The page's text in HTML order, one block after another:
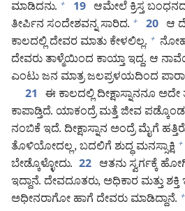
ಮಾಡಿದನು. + 19 ಆಮೇಲೆ ಕ್ರಿಸ್ತ
ತೀರ್ಪಿನ ಸಂದೇಶವನ್ನ ಸಾರಿದ. + 20 ಆ
ಕಾಲದಲ್ಲಿ ದೇವರ ಮಾತು ಕೇಳಲಿಲ್ಲ. + ನೋಹ
ದೇವರು ತಾಳ್ಮೆಯಿಂದ ಕಾಯ್ತಾ ಇದ್ದ. ಆ
ಎಂಟು ಜನ ಮಾತ್ರ ಜಲಪ್ರಳಯದಿಂದ
21 ಈ ಕಾಲದಲ್ಲಿ ದೀಕ್ಷಾಸ್ನಾನನೂ
ಕಾಪಾಡ್ತಿದೆ. ಯಾಕಂದ್ರೆ ಮತ್ತೆ ಜೀವ
ನಂಬಿಕೆ ಇದೆ. ದೀಕ್ಷಾಸ್ನಾನ ಅಂದ್ರೆ ಮೈಗೆ
ತೊಳಿಯೋದಲ್ಲ, ಬದಲಿಗೆ ಶುದ್ಧ ಮನಸ್ಸಾಕ್ಷಿ +
ಬೇಡ್ಕೊಳ್ಳೋದು. 22 ಆತನು ಸ್ವರ್ಗಕ್ಕೆ
ಇದ್ದಾನೆ. ದೇವದೂತರು, ಅಧಿಕಾರ ಮತ್ತು
ಅಧೀನರಾಗೋ ಹಾಗೆ ದೇವರು ಮಾಡಿದ್ದಾನೆ. +